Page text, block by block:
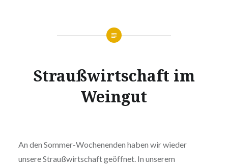
Straußwirtschaft im
Weingut
An den Sommer-Wochenenden haben wir wieder
unsere Straußwirtschaft geöffnet. In unserem